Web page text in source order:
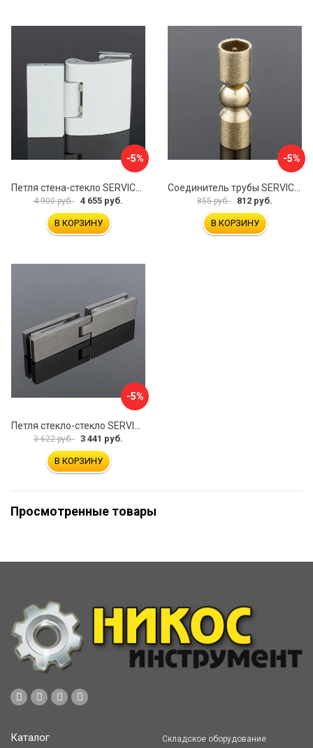
-5%
4 900 руб. 4 655 руб.
В КОРЗИНУ
-5%
855 руб. 812 руб.
В КОРЗИНУ
-5%
3 622 руб. 3 441 руб.
В КОРЗИНУ
Просмотренные товары
Каталог
Складское оборудование